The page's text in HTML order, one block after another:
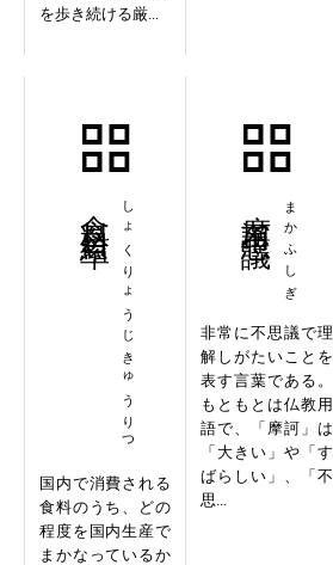
を歩き続ける厳...
しょくりょうじきゅうりつ
国内で消費される
食料のうち、どの
程度を国内生産で
まかなっているか
まかふしぎ
非常に不思議で理
解しがたいことを
表す言葉である。
もともとは仏教用
語で、「摩訶」は
「大きい」や「す
ばらしい」、「不
思...